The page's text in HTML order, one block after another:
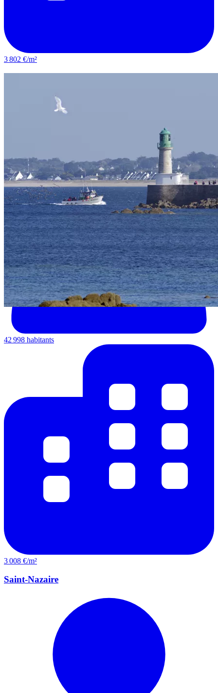
3 802 €/m²
42 998 habitants
3 008 €/m²
Saint-Nazaire